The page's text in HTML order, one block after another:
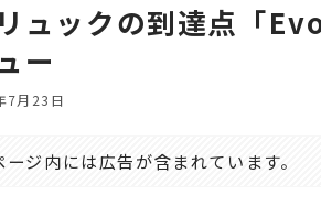
ュックの到達点「
ー
7月23日
ージ内には広告が含まれています。